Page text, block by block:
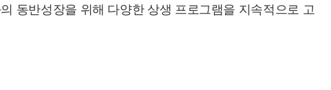
동반성장을 위해 다양한 상생 프로그램을 지속적으로 고